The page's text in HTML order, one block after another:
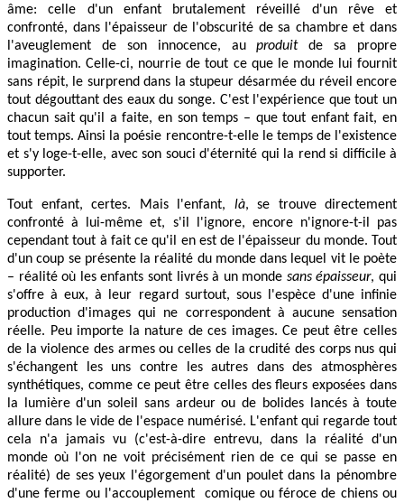
âme: celle d'un enfant brutalement réveillé d'un rêve et
confronté, dans l'épaisseur de l'obscurité de sa chambre et dans
l'aveuglement de son innocence, auproduitde sa propre
imagination. Celle-ci, nourrie de tout ce que le monde lui fournit
sans répit, le surprend dans la stupeur désarmée du réveil encore
tout dégouttant des eaux du songe. C'est l'expérience que tout un
chacun sait qu'il a faite, en son temps – que tout enfant fait, en
tout temps. Ainsi la poésie rencontre-t-elle le temps de l'existence
et s'y loge-t-elle, avec son souci d'éternité qui la rend si difficile à
supporter.
Tout enfant, certes. Mais l'enfant, là, se trouve directement
confronté à lui-même et, s'il l'ignore, encore n'ignore-t-il pas
cependant tout à fait ce qu'il en est de l'épaisseur du monde. Tout
d'un coup se présente la réalité du monde dans lequel vit le poète
– réalité où les enfants sont livrés à un monde sans épaisseur, qui
s'offre à eux, à leur regard surtout, sous l'espèce d'une infinie
production d'images qui ne correspondent à aucune sensation
réelle. Peu importe la nature de ces images. Ce peut être celles
de la violence des armes ou celles de la crudité des corps nus qui
s'échangent les uns contre les autres dans des atmosphères
synthétiques, comme ce peut être celles des fleurs exposées dans
la lumière d'un soleil sans ardeur ou de bolides lancés à toute
allure dans le vide de l'espace numérisé. L'enfant qui regarde tout
cela n'a jamais vu (c'est-à-dire entrevu, dans la réalité d'un
monde où l'on ne voit précisément rien de ce qui se passe en
réalité) de ses yeux l'égorgement d'un poulet dans la pénombre
d'une ferme ou l'accouplement comique ou féroce de chiens ou